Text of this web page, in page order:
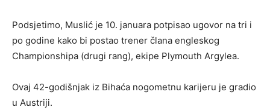
Podsjetimo, Muslić je 10. januara potpisao ugovor na tri i
po godine kako bi postao trener člana engleskog
Championshipa (drugi rang), ekipe Plymouth Argylea.
Ovaj 42-godišnjak iz Bihaća nogometnu karijeru je gradio
u Austriji.